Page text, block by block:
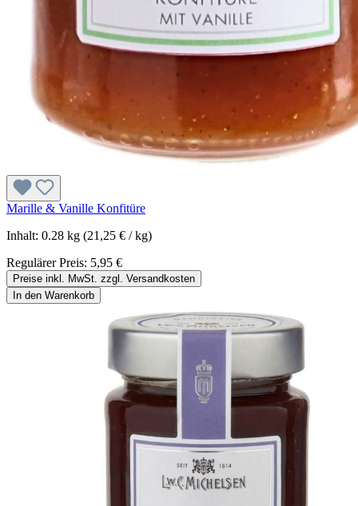
Marille & Vanille Konfitüre
Inhalt: 0.28 kg (21,25 € / kg)
Regulärer Preis: 5,95 €
Preise inkl. MwSt. zzgl. Versandkosten
In den Warenkorb